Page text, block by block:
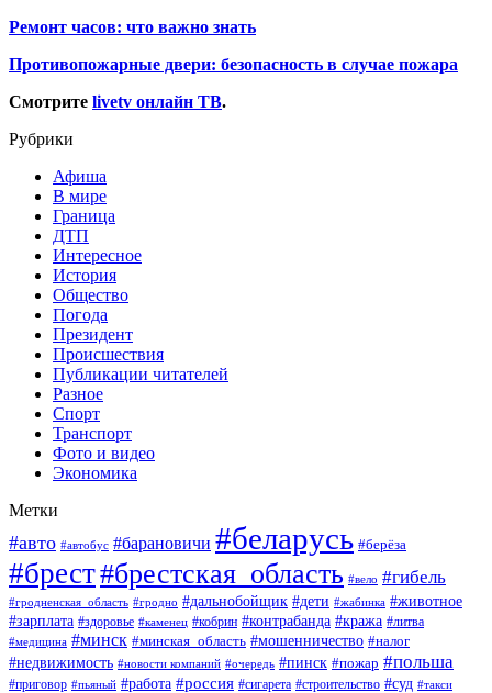
Ремонт часов: что важно знать
Противопожарные двери: безопасность в случае пожара
Смотрите livetv онлайн ТВ.
Рубрики
Афиша
В мире
Граница
ДТП
Интересное
История
Общество
Погода
Президент
Происшествия
Публикации читателей
Разное
Спорт
Транспорт
Фото и видео
Экономика
Метки
#авто #автобус #барановичи #беларусь #берёза
#брест#брестская_область #вело #гибель
#гродненская_область #гродно #дальнобойщик #дети #жабинка #животное
#зарплата #здоровье #каменец #кобрин #контрабанда #кража #литва
#медицина #минск #минская_область #мошенничество #налог
#недвижимость #новости компаний #очередь #пинск #пожар #польша
#приговор #пьяный #работа #россия #сигарета #строительство #суд #такси